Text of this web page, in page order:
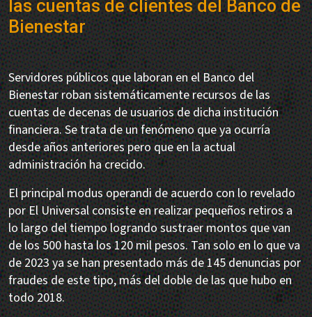
las cuentas de clientes del Banco de
Bienestar
Servidores públicos que laboran en el Banco del
Bienestar roban sistemáticamente recursos de las
cuentas de decenas de usuarios de dicha institución
financiera. Se trata de un fenómeno que ya ocurría
desde años anteriores pero que en la actual
administración ha crecido.
El principal modus operandi de acuerdo con lo revelado
por El Universal consiste en realizar pequeños retiros a
lo largo del tiempo logrando sustraer montos que van
de los 500 hasta los 120 mil pesos. Tan solo en lo que va
de 2023 ya se han presentado más de 145 denuncias por
fraudes de este tipo, más del doble de las que hubo en
todo 2018.